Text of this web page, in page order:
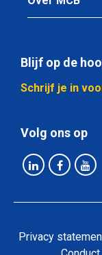
Blijf op de
Schrijf je in
Volg ons op
Privacy